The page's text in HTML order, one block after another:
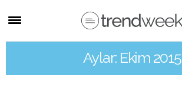
Aylar: Ekim 2015